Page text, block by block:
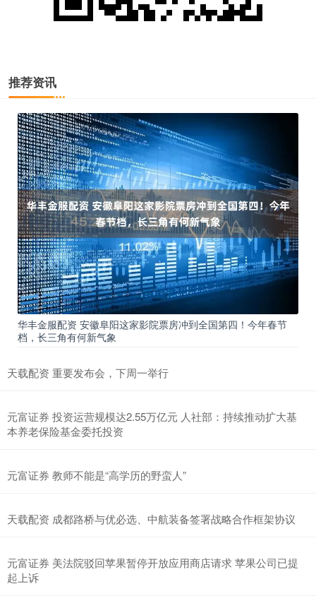
推荐资讯
华丰金服配资 安徽阜阳这家影院票房冲到全国第四！今年春节
档，长三角有何新气象
天载配资 重要发布会，下周一举行
元富证券 投资运营规模达2.55万亿元 人社部：持续推动扩大基
本养老保险基金委托投资
元富证券 教师不能是“高学历的野蛮人”
天载配资 成都路桥与优必选、中航装备签署战略合作框架协议
元富证券 美法院驳回苹果暂停开放应用商店请求 苹果公司已提
起上诉